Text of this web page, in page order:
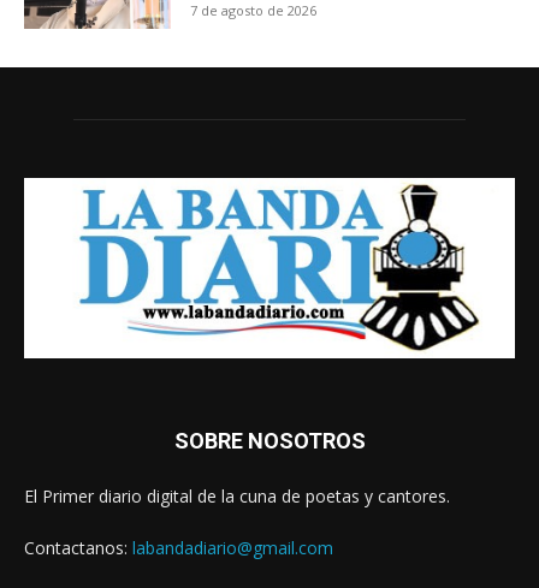
7 de agosto de 2026
SOBRE NOSOTROS
El Primer diario digital de la cuna de poetas y cantores.
Contactanos: labandadiario@gmail.com